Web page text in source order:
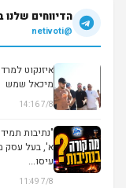
הדיווחים
@netivoti
איזנקוט
מיכאל שמש
7/8 14:16
"נתיבות
א', בעל עסק
עיסו...
7/8 11:49